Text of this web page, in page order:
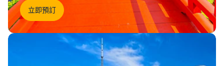
立即預訂